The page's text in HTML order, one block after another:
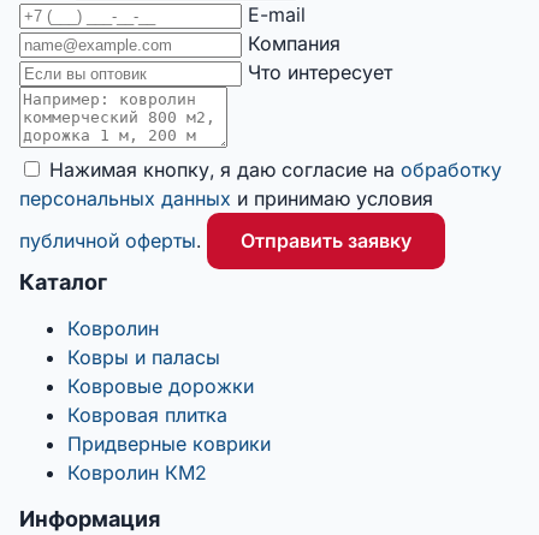
E-mail
Компания
Что интересует
Нажимая кнопку, я даю согласие на обработку
персональных данных и принимаю условия
публичной оферты. Отправить заявку
Каталог
Ковролин
Ковры и паласы
Ковровые дорожки
Ковровая плитка
Придверные коврики
Ковролин КМ2
Информация